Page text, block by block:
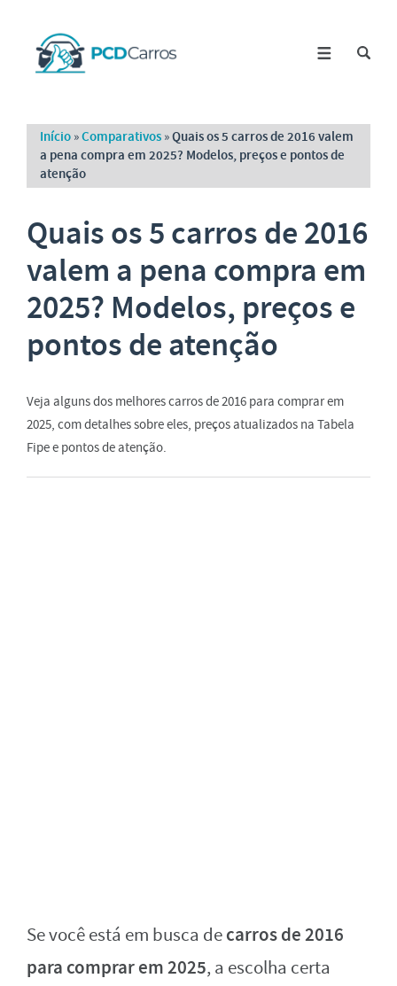
Início »Comparativos »Quais os 5 carros de 2016 valem
a pena compra em 2025? Modelos, preços e pontos de
atenção
Quais os 5 carros de 2016
valem a pena compra em
2025? Modelos, preços e
pontos de atenção
Veja alguns dos melhores carros de 2016 para comprar em
2025, com detalhes sobre eles, preços atualizados na Tabela
Fipe e pontos de atenção.
Se você está em busca decarros de 2016
para comprar em 2025, a escolha certa